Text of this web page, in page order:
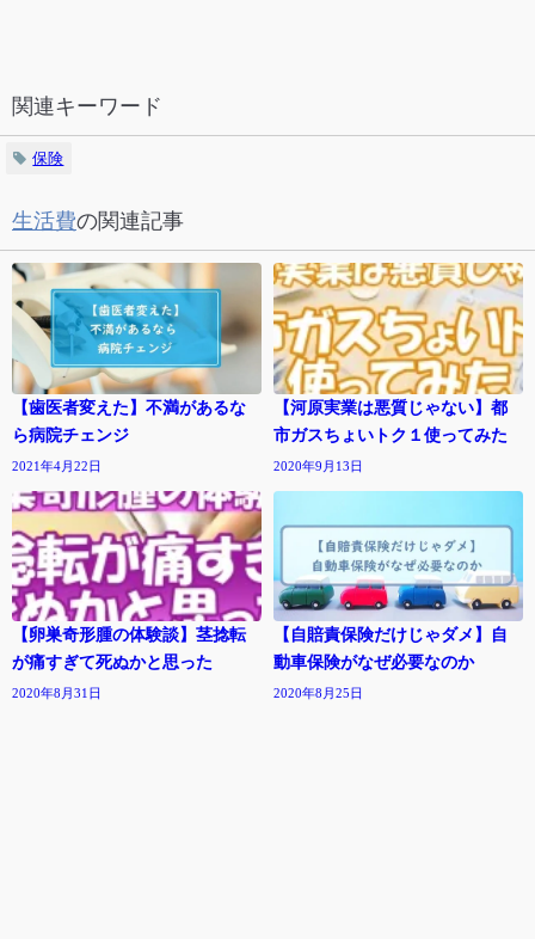
関連キーワード
保険
生活費の関連記事
【歯医者変えた】不満があるな
ら病院チェンジ
2021年4月22日
【河原実業は悪質じゃない】都
市ガスちょいトク１使ってみた
2020年9月13日
【卵巣奇形腫の体験談】茎捻転
が痛すぎて死ぬかと思った
2020年8月31日
【自賠責保険だけじゃダメ】自
動車保険がなぜ必要なのか
2020年8月25日